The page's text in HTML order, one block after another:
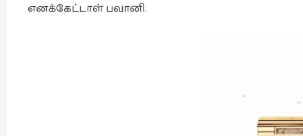
எனக்கேட்டாள் பவானி.